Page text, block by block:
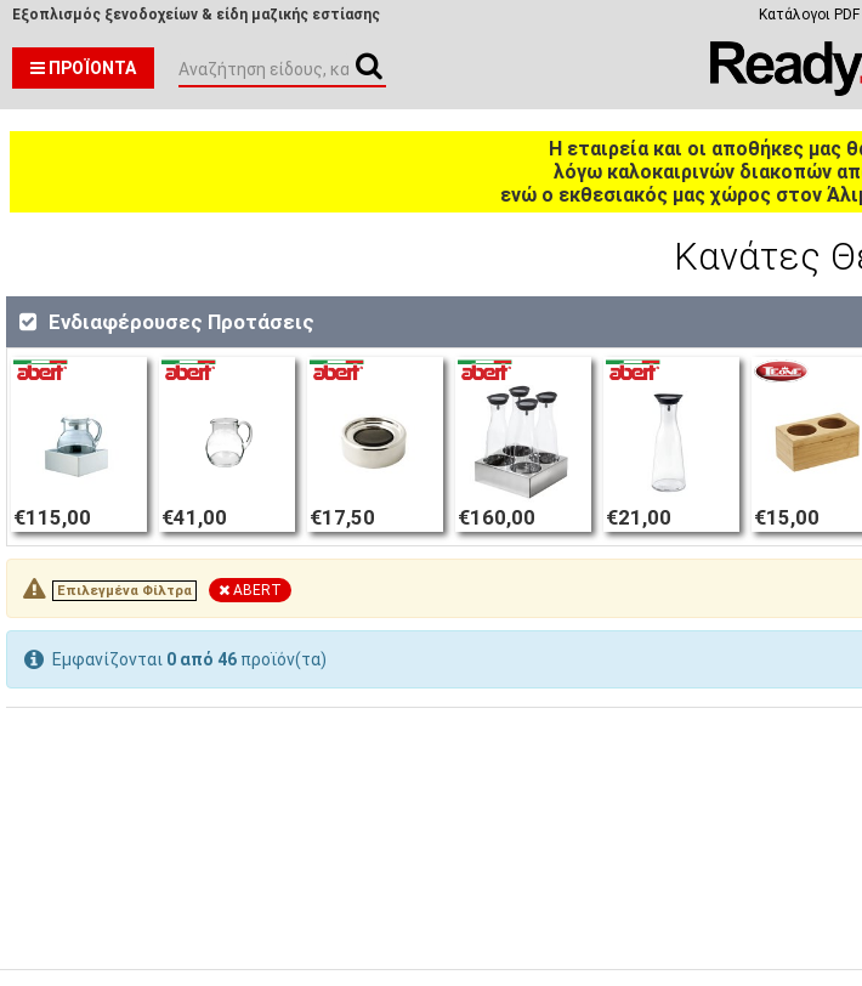
Εξοπλισμός ξενοδοχείων & είδη μαζικής εστίασης Κατάλογοι PDF
ΠΡΟΪΌΝΤΑ
Η εταιρεία και οι αποθήκες μας
λόγω καλοκαιρινών διακοπών
ενώ ο εκθεσιακός μας χώρος στον
Κανάτες
Ενδιαφέρουσες Προτάσεις
€115,00 €41,00 €17,50 €160,00 €21,00 €15,00
Επιλεγμένα Φίλτρα ABERT
Εμφανίζονται 0 από 46 προϊόν(τα)